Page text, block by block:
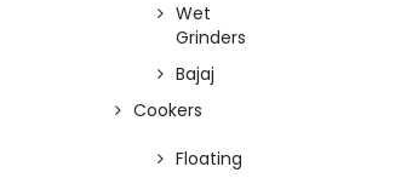
Wet
Grinders
Bajaj
Cookers
Floating